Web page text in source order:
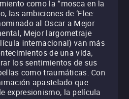
como la “mosca en la
las ambiciones de ‘Flee:
al Oscar a Mejor
Mejor largometraje
internacional) van más
de una vida,
los sentimientos de sus
como traumáticas. Con
apastelado que
expresionismo, la película